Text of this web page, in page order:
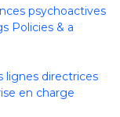
psychoactives
Policies & a
lignes directrices
en charge